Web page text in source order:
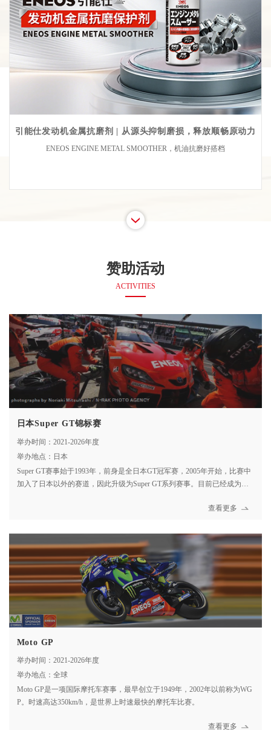
引能仕发动机金属抗磨剂 | 从源头抑制磨损，释放顺畅原动力
ENEOS ENGINE METAL SMOOTHER，机油抗磨好搭档
赞助活动
ACTIVITIES
日本Super GT锦标赛
举办时间：2021-2026年度
举办地点：日本
Super GT赛事始于1993年，前身是全日本GT冠军赛，2005年开始，比赛中
加入了日本以外的赛道，因此升级为Super GT系列赛事。目前已经成为日
查看更多
Moto GP
举办时间：2021-2026年度
举办地点：全球
Moto GP是一项国际摩托车赛事，最早创立于1949年，2002年以前称为WG
P。时速高达350km/h，是世界上时速最快的摩托车比赛。
查看更多